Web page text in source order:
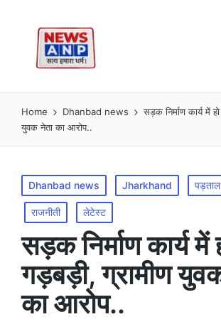
Home Dhanbad news
सड़क निर्माण कार्य में
युवक नेता का आरोप..
Posted
in
Dhanbad news Jharkhand पड़ताल
राजनीती लेटेस्ट
सड़क निर्माण कार्य में
गड़बड़ी, ग्रामीण
का आरोप..